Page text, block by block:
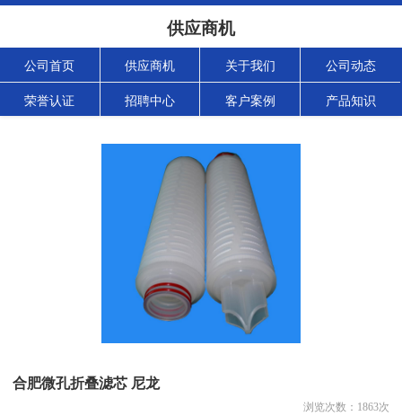
供应商机
公司首页 供应商机 关于我们 公司动态
荣誉认证 招聘中心 客户案例 产品知识
合肥微孔折叠滤芯 尼龙
浏览次数： 1863次